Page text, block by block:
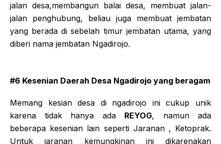
jalan desa,membangun balai desa, membuat jalan-
jalan penghubung, beliau juga membuat jembatan
yang berada di sebelah timur jembatan utama, yang
diberi nama jembatan Ngadirojo.
#6 Kesenian Daerah Desa Ngadirojo yang beragam
Memang kesian desa di ngadirojo ini cukup unik
karena tidak hanya ada REYOG, namun ada
beberapa kesenian lain seperti Jaranan , Ketoprak.
Untuk jaranan kemungkinan ini dikarenakan